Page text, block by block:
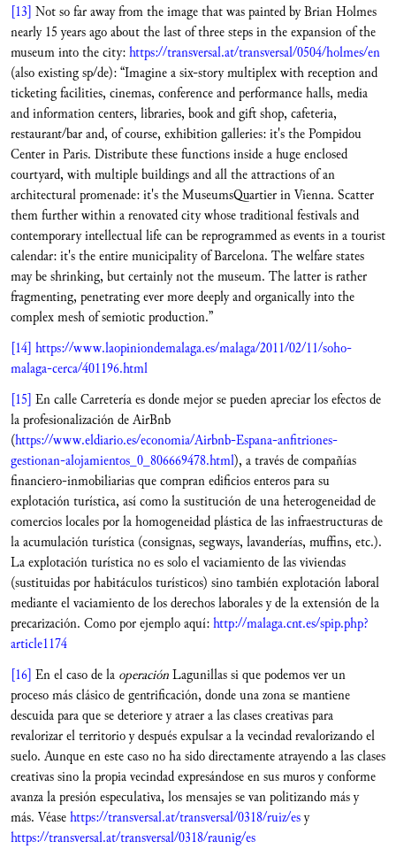
[13] Not so far away from the image that was painted by Brian Holmes
nearly 15 years ago about the last of three steps in the expansion of the
museum into the city:https://transversal.at/transversal/0504/holmes/en
(also existing sp/de): “Imagine a six-story multiplex with reception and
ticketing facilities, cinemas, conference and performance halls, media
and information centers, libraries, book and gift shop, cafeteria,
restaurant/bar and, of course, exhibition galleries: it's the Pompidou
Center in Paris. Distribute these functions inside a huge enclosed
courtyard, with multiple buildings and all the attractions of an
architectural promenade: it's the MuseumsQuartier in Vienna. Scatter
them further within a renovated city whose traditional festivals and
contemporary intellectual life can be reprogrammed as events in a tourist
calendar: it's the entire municipality of Barcelona. The welfare states
may be shrinking, but certainly not the museum. The latter is rather
fragmenting, penetrating ever more deeply and organically into the
complex mesh of semiotic production.”
[14] https://www.laopiniondemalaga.es/malaga/2011/02/11/soho-
malaga-cerca/401196.html
[15] En calle Carretería es donde mejor se pueden apreciar los efectos de
la profesionalización de AirBnb
(https://www.eldiario.es/economia/Airbnb-Espana-anfitriones-
gestionan-alojamientos_0_806669478.html), a través de compañías
financiero-inmobiliarias que compran edificios enteros para su
explotación turística, así como la sustitución de una heterogeneidad de
comercios locales por la homogeneidad plástica de las infraestructuras de
la acumulación turística (consignas, segways, lavanderías, muffins, etc.).
La explotación turística no es solo el vaciamiento de las viviendas
(sustituidas por habitáculos turísticos) sino también explotación laboral
mediante el vaciamiento de los derechos laborales y de la extensión de la
precarización. Como por ejemplo aquí:http://malaga.cnt.es/spip.php?
article1174
[16] En el caso de la operaciónLagunillas si que podemos ver un
proceso más clásico de gentrificación, donde una zona se mantiene
descuida para que se deteriore y atraer a las clases creativas para
revalorizar el territorio y después expulsar a la vecindad revalorizando el
suelo. Aunque en este caso no ha sido directamente atrayendo a las clases
creativas sino la propia vecindad expresándose en sus muros y conforme
avanza la presión especulativa, los mensajes se van politizando más y
más. Véasehttps://transversal.at/transversal/0318/ruiz/esy
https://transversal.at/transversal/0318/raunig/es